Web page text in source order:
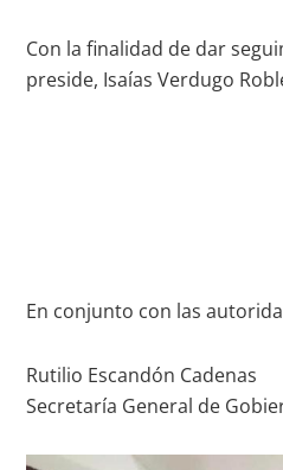
Con la finalidad de dar
preside, Isaías Verdugo
En conjunto con las
Rutilio Escandón Cadenas
Secretaría General de